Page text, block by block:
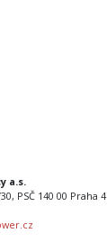
a.s.
PSČ 140 00 Praha 4